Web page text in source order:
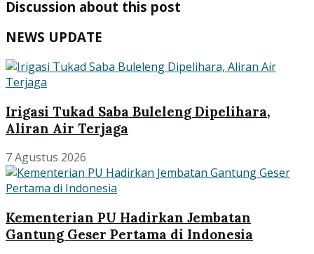
Discussion about this post
NEWS UPDATE
Irigasi Tukad Saba Buleleng Dipelihara,
Aliran Air Terjaga
7 Agustus 2026
Kementerian PU Hadirkan Jembatan
Gantung Geser Pertama di Indonesia